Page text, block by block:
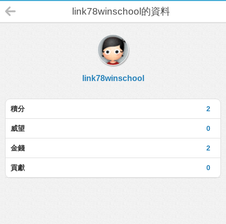
link78winschool的資料
link78winschool
2
積分
0
威望
2
金錢
0
貢獻